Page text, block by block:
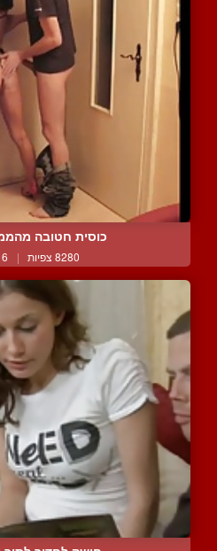
כוסית חטובה
8280 צפיות | 6 המלצות